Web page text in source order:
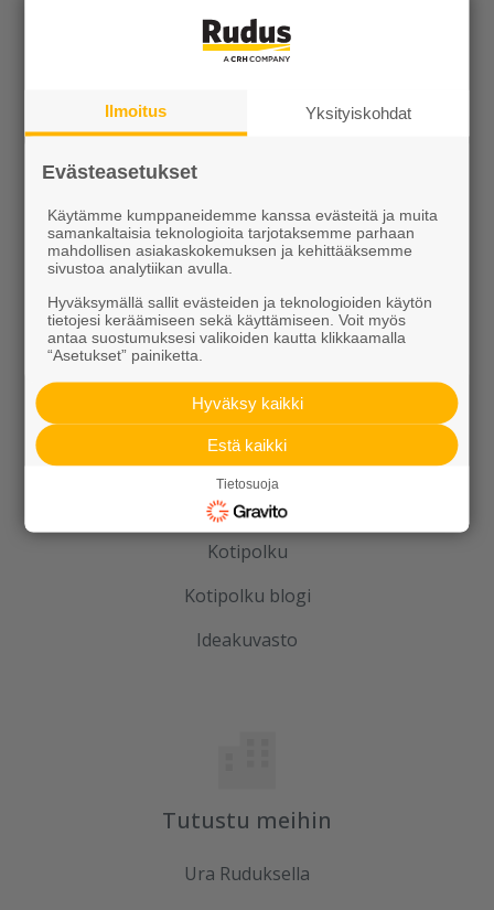
Rudus
Uutiset
Referenssit
Tilaa uutiskirje
Ideoidaan yhdessä
Kotipolku
Kotipolku blogi
Ideakuvasto
Tutustu meihin
Ura Ruduksella
Ilmoitus Yksityiskohdat
Evästeasetukset
Käytämme kumppaneidemme kanssa evästeitä ja muita
samankaltaisia teknologioita tarjotaksemme parhaan
mahdollisen asiakaskokemuksen ja kehittääksemme
sivustoa analytiikan avulla.
Hyväksymällä sallit evästeiden ja teknologioiden käytön
tietojesi keräämiseen sekä käyttämiseen. Voit myös
antaa suostumuksesi valikoiden kautta klikkaamalla
“Asetukset” painiketta.
Hyväksy kaikki
Estä kaikki
Tietosuoja